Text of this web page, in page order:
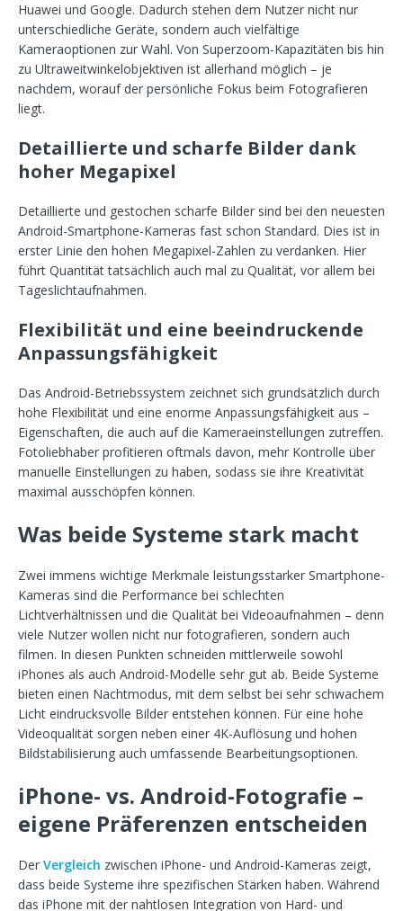
Huawei und Google. Dadurch stehen dem Nutzer nicht nur
unterschiedliche Geräte, sondern auch vielfältige
Kameraoptionen zur Wahl. Von Superzoom-Kapazitäten bis hin
zu Ultraweitwinkelobjektiven ist allerhand möglich – je
nachdem, worauf der persönliche Fokus beim Fotografieren
liegt.
Detaillierte und scharfe Bilder dank
hoher Megapixel
Detaillierte und gestochen scharfe Bilder sind bei den neuesten
Android-Smartphone-Kameras fast schon Standard. Dies ist in
erster Linie den hohen Megapixel-Zahlen zu verdanken. Hier
führt Quantität tatsächlich auch mal zu Qualität, vor allem bei
Tageslichtaufnahmen.
Flexibilität und eine beeindruckende
Anpassungsfähigkeit
Das Android-Betriebssystem zeichnet sich grundsätzlich durch
hohe Flexibilität und eine enorme Anpassungsfähigkeit aus –
Eigenschaften, die auch auf die Kameraeinstellungen zutreffen.
Fotoliebhaber profitieren oftmals davon, mehr Kontrolle über
manuelle Einstellungen zu haben, sodass sie ihre Kreativität
maximal ausschöpfen können.
Was beide Systeme stark macht
Zwei immens wichtige Merkmale leistungsstarker Smartphone-
Kameras sind die Performance bei schlechten
Lichtverhältnissen und die Qualität bei Videoaufnahmen – denn
viele Nutzer wollen nicht nur fotografieren, sondern auch
filmen. In diesen Punkten schneiden mittlerweile sowohl
iPhones als auch Android-Modelle sehr gut ab. Beide Systeme
bieten einen Nachtmodus, mit dem selbst bei sehr schwachem
Licht eindrucksvolle Bilder entstehen können. Für eine hohe
Videoqualität sorgen neben einer 4K-Auflösung und hohen
Bildstabilisierung auch umfassende Bearbeitungsoptionen.
iPhone- vs. Android-Fotografie –
eigene Präferenzen entscheiden
Der Vergleich zwischen iPhone- und Android-Kameras zeigt,
dass beide Systeme ihre spezifischen Stärken haben. Während
das iPhone mit der nahtlosen Integration von Hard- und